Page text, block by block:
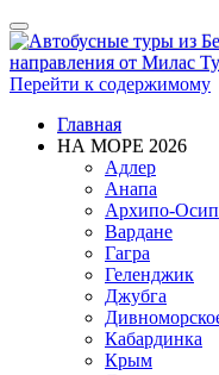
Показать/
Скрыть
навигацию
Перейти к содержимому
Главная
НА МОРЕ 2026
Адлер
Анапа
Архипо-
Вардане
Гагра
Геленджик
Джубга
Кабардинка
Крым